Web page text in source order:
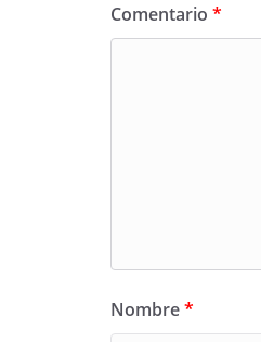
Comentario *
Nombre*